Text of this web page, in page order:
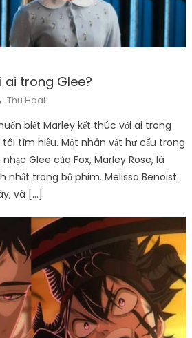
ai trong Glee?
Author
Thu Hoai
biết Marley kết thúc với ai trong
tìm hiểu. Một nhân vật hư cấu trong
Glee của Fox, Marley Rose, là
nhất trong bộ phim. Melissa Benoist
và […]